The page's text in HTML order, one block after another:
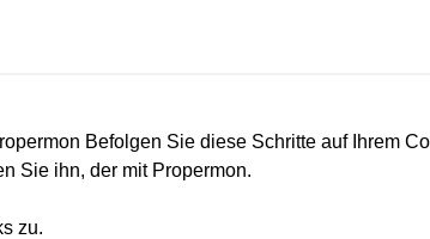
Befolgen Sie diese Schritte auf Ihrem
Sie ihn, der mit Propermon.
zu.